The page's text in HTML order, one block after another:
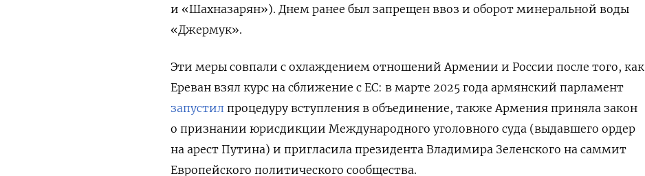
и «Шахназарян»). Днем ранее был запрещен ввоз и оборот минеральной воды
«Джермук».
Эти меры совпали с охлаждением отношений Армении и России после того, как
Ереван взял курс на сближение с ЕС: в марте 2025 года армянский парламент
запустил процедуру вступления в объединение, также Армения приняла закон
о признании юрисдикции Международного уголовного суда (выдавшего ордер
на арест Путина) и пригласила президента Владимира Зеленского на саммит
Европейского политического сообщества.